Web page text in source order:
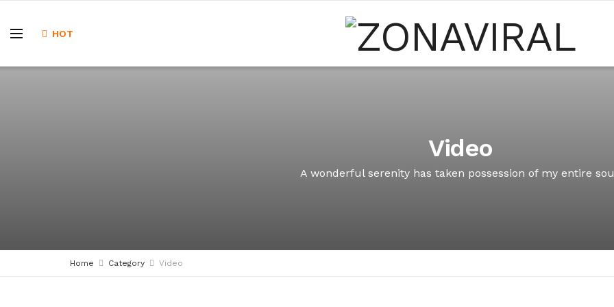
HOT
Video
A wonderful serenity has taken possession of my entire
Home Category Video